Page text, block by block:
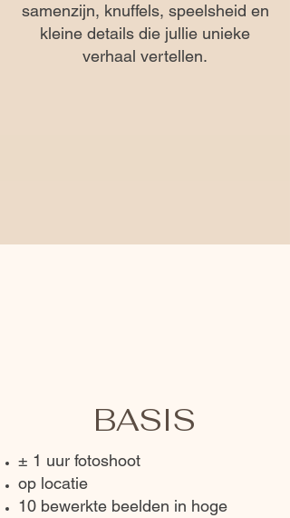
samenzijn, knuffels, speelsheid en
kleine details die jullie unieke
verhaal vertellen.
BASIS
± 1 uur fotoshoot
op locatie
10 bewerkte beelden in hoge